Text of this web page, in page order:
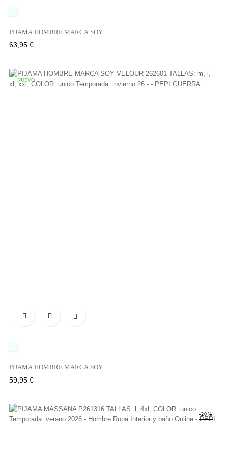
PIJAMA HOMBRE MARCA SOY...
Precio
63,95 €
NUEVO

PIJAMA HOMBRE MARCA SOY...
Precio
59,95 €
-20%